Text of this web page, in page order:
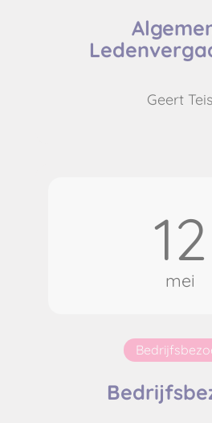
Geert Teis
12
mei